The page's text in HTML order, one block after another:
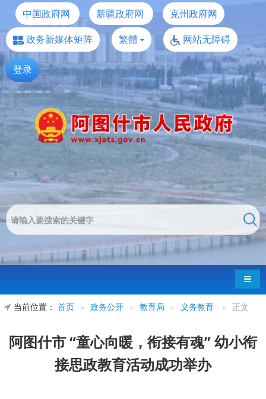
中国政府网 新疆政府网
克州政府网
政务新媒体矩阵
繁體 网站无障碍
登录
导航
当前位置： 首页 » 政务公开 » 教育局 » 义务教育 » 正文
阿图什市 “童心向暖，衔接有魂” 幼小衔
接思政教育活动成功举办